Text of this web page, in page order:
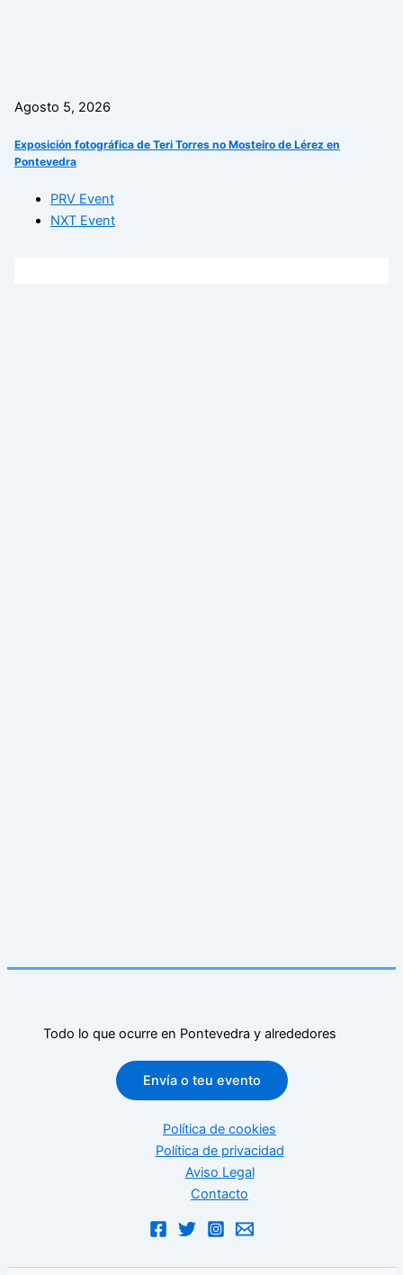
Agosto 5, 2026
Exposición fotográfica de Teri Torres no Mosteiro de Lérez en
Pontevedra
PRV Event
NXT Event
Todo lo que ocurre en Pontevedra y alrededores
Envía o teu evento
Política de cookies
Política de privacidad
Aviso Legal
Contacto